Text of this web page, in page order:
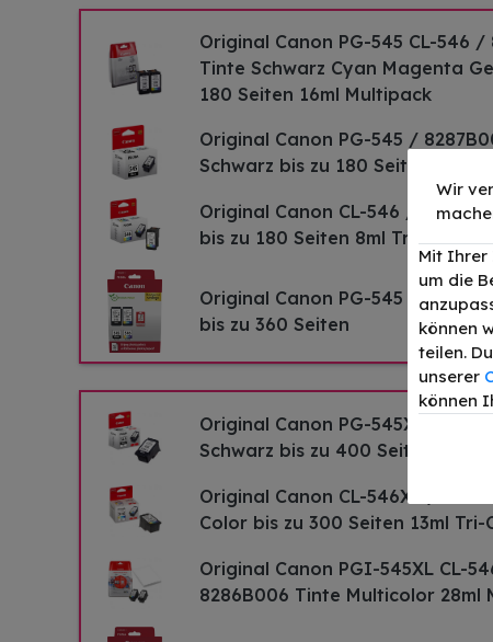
Original Canon PG-545 CL-546 /
Tinte Schwarz Cyan Magenta
180 Seiten 16ml Multipack
Original Canon PG-545 /
Schwarz bis zu 180 Seiten 8ml
Original Canon CL-546 /
bis zu 180 Seiten 8ml Tri-Color
Original Canon PG-545 + CL-
bis zu 360 Seiten
Original Canon PG-545XL /
Schwarz bis zu 400 Seiten 15ml
Original Canon CL-546XL /
Color bis zu 300 Seiten 13ml Tri-
Original Canon PGI-545XL CL-
8286B006 Tinte Multicolor 28ml
Wir
Mit Ihrer
um die
können
teilen.
unserer
können